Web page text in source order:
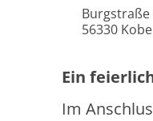
Burgstraße
56330
Ein
Im